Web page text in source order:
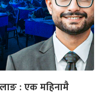
: एक महिनामै